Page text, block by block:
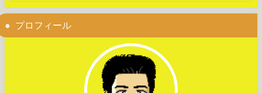
プロフィール